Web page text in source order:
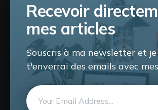
Recevoir
mes articles
Souscris à ma newsletter et je
t'enverrai des emails avec
Email
address